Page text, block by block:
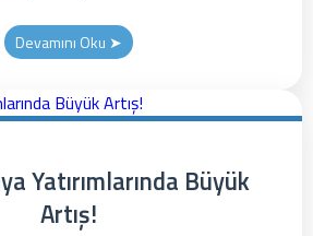
Devamını Oku ➤
Yatırımlarında Büyük
Artış!